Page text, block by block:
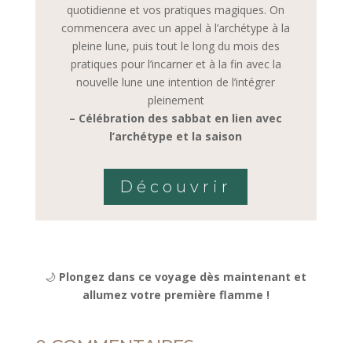
quotidienne et vos pratiques magiques. On
commencera avec un appel à l’archétype à la
pleine lune, puis tout le long du mois des
pratiques pour l’incarner et à la fin avec la
nouvelle lune une intention de l’intégrer
pleinement
– Célébration des sabbat en lien avec
l’archétype et la saison
Découvrir
🌙 Plongez dans ce voyage dès maintenant et
allumez votre première flamme !